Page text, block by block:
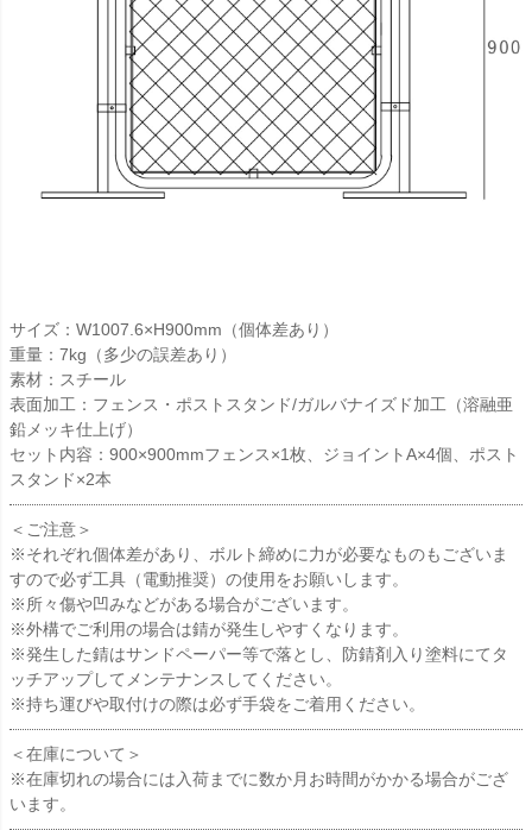
サイズ：W1007.6×H900mm（個体差あり）
重量：7kg（多少の誤差あり）
素材：スチール
表面加工：フェンス・ポストスタンド/ガルバナイズド加工（溶融亜
鉛メッキ仕上げ）
セット内容：900×900mmフェンス×1枚、ジョイントA×4個、ポスト
スタンド×2本
＜ご注意＞
※それぞれ個体差があり、ボルト締めに力が必要なものもございま
すので必ず工具（電動推奨）の使用をお願いします。
※所々傷や凹みなどがある場合がございます。
※外構でご利用の場合は錆が発生しやすくなります。
※発生した錆はサンドペーパー等で落とし、防錆剤入り塗料にてタ
ッチアップしてメンテナンスしてください。
※持ち運びや取付けの際は必ず手袋をご着用ください。
＜在庫について＞
※在庫切れの場合には入荷までに数か月お時間がかかる場合がござ
います。